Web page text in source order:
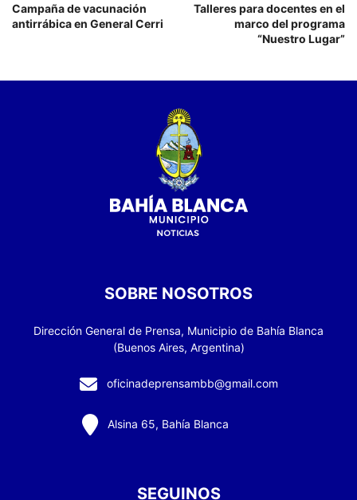
Campaña de vacunación
antirrábica en General Cerri
Talleres para docentes en el
marco del programa
“Nuestro Lugar”
SOBRE NOSOTROS
Dirección General de Prensa, Municipio de Bahía Blanca
(Buenos Aires, Argentina)
oficinadeprensambb@gmail.com
Alsina 65, Bahía Blanca
SEGUINOS